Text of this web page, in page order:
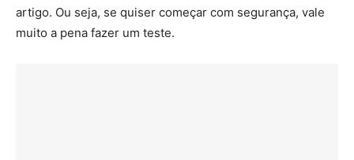
artigo. Ou seja, se quiser começar com segurança, vale
muito a pena fazer um teste.